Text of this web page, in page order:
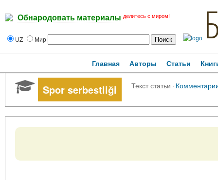
Обнародовать материалы делитесь с миром!
UZ Мир
Главная Авторы Статьи
Spor serbestliği Текст статьи ·